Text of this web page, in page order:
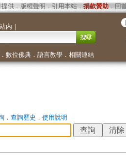
提供． 版權聲明 ． 引用本站． 捐款贊助．回
站內 ｜
． 數位佛典． 語言教學． 相關連結
． 查詢歷史 ． 使用說明